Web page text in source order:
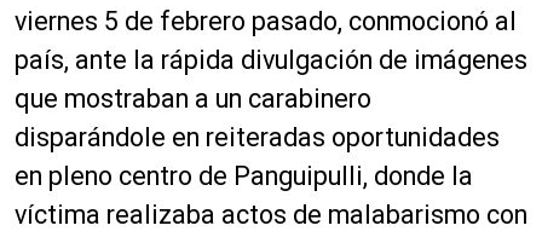
viernes 5 de febrero pasado, conmocionó al
país, ante la rápida divulgación de imágenes
que mostraban a un carabinero
disparándole en reiteradas oportunidades
en pleno centro de Panguipulli, donde la
víctima realizaba actos de malabarismo con